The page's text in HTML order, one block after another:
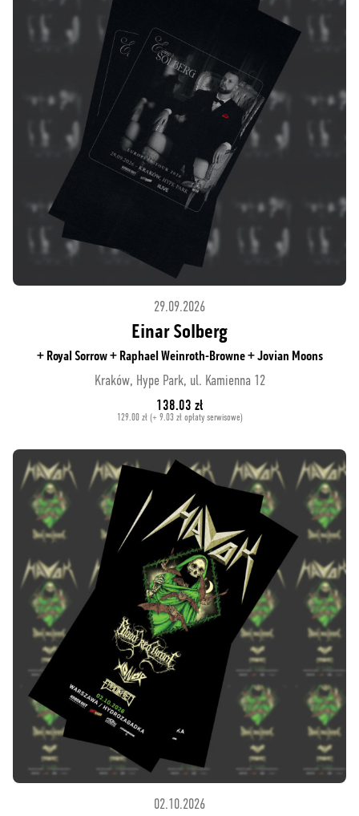
29.09.2026
Einar Solberg
+ Royal Sorrow + Raphael Weinroth-Browne + Jovian Moons
Kraków, Hype Park, ul. Kamienna 12
138.03 zł
129.00 zł (+ 9.03 zł opłaty serwisowe)
02.10.2026